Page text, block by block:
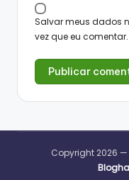
Salvar meus dados
vez que eu comentar.
Copyright 2026 —